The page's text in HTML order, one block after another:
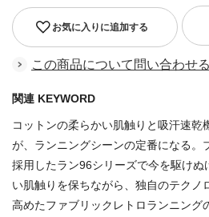
お気に入りに追加する
この商品について問い合わせる
関連 KEYWORD
コットンの柔らかい肌触りと吸汗速乾
が、ランニングシーンの定番になる。
採用したラン96シリーズで今を駆け
い肌触りを保ちながら、独自のテクノ
高めたファブリックレトロランニング